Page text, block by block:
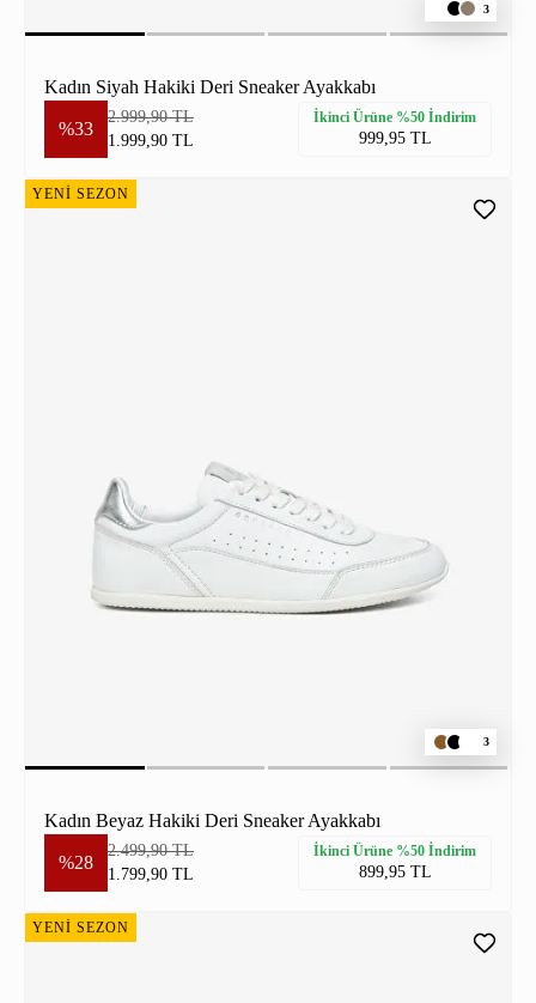
3
Kadın Siyah Hakiki Deri Sneaker Ayakkabı
%33
2.999,90 TL
1.999,90 TL
İkinci Ürüne %50 İndirim
999,95 TL
YENİ SEZON
3
Kadın Beyaz Hakiki Deri Sneaker Ayakkabı
%28
2.499,90 TL
1.799,90 TL
İkinci Ürüne %50 İndirim
899,95 TL
YENİ SEZON